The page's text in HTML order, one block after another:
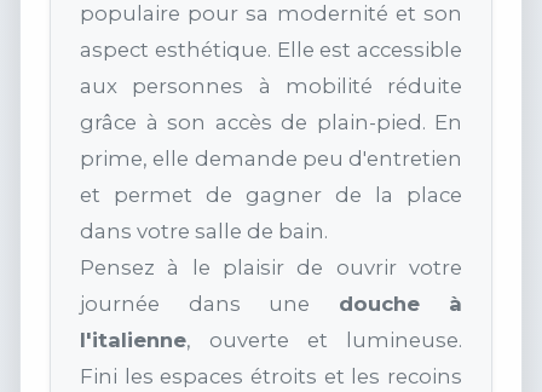
populaire pour sa modernité et son
aspect esthétique. Elle est accessible
aux personnes à mobilité réduite
grâce à son accès de plain-pied. En
prime, elle demande peu d'entretien
et permet de gagner de la place
dans votre salle de bain.
Pensez à le plaisir de ouvrir votre
journée dans une douche à
l'italienne, ouverte et lumineuse.
Fini les espaces étroits et les recoins